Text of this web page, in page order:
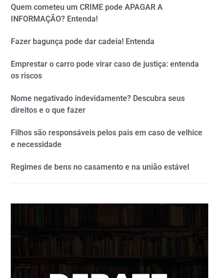
Quem cometeu um CRIME pode APAGAR A
INFORMAÇÃO? Entenda!
Fazer bagunça pode dar cadeia! Entenda
Emprestar o carro pode virar caso de justiça: entenda
os riscos
Nome negativado indevidamente? Descubra seus
direitos e o que fazer
Filhos são responsáveis pelos pais em caso de velhice
e necessidade
Regimes de bens no casamento e na união estável